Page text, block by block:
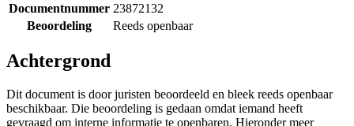
Documentnummer 23872132
Beoordeling
Reeds openbaar
Achtergrond
Dit document is door juristen beoordeeld en bleek reeds openbaar
beschikbaar. Die beoordeling is gedaan omdat iemand heeft
gevraagd om interne informatie te openbaren. Hieronder meer